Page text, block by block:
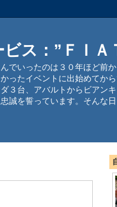
ス：”ＦＩＡ
でいったのは３０年ほど前
ったイベントに出始めてか
３台、アバルトからビアン
誠を誓っています。そんな